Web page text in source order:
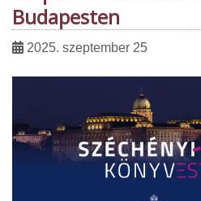
Budapesten
2025. szeptember 25